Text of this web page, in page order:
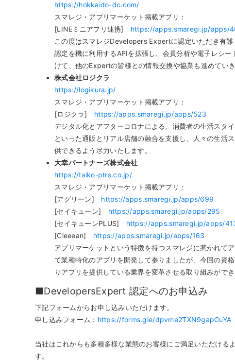
https://hokkaido-dc.com/
スマレジ・アプリマーケット掲載アプリ：
[LINEミニアプリ連携] https://apps.smaregi.jp/apps/
この度はスマレジDevelopers Expertに認定いただき有
認定を機に利用するAPIを拡張し、会員分析や電子レシ
けて、他のExpertの皆様との情報交換や協業も進めていき
株式会社ロジクラ
https://logikura.jp/
スマレジ・アプリマーケット掲載アプリ：
[ロジクラ] https://apps.smaregi.jp/apps/523
デジタル化とアフターコロナによる、消費者の生活スタ
といった通販とリアル店舗の融合を支援し、人々の生活
供できるよう尽力いたします。
大幸パートナーズ株式会社
https://taiko-ptrs.co.jp/
スマレジ・アプリマーケット掲載アプリ：
[アグリーン] https://apps.smaregi.jp/apps/699
[セイキューン] https://apps.smaregi.jp/apps/295
[セイキューンPLUS] https://apps.smaregi.jp/apps/
[Cleeean] https://apps.smaregi.jp/apps/163
アプリマーケットという特徴を持つスマレジに惹かれて
て業種特化のアプリを開発して参りましたが、今回の資
りアプリを提供している業界を変革させる取り組みがで
■DevelopersExpert 認定へのお申込み
下記フォームからお申し込みいただけます。
申し込みフォーム： https://forms.gle/dpvme2TXN9gapCuYA
当社はこれからも多種多様な業態のお客様にご満足いただける
す。